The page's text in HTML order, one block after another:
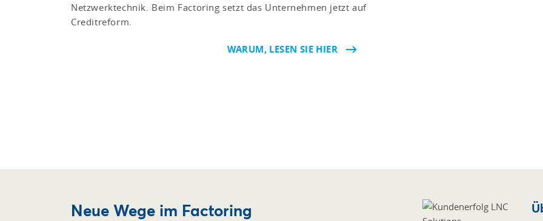
Netzwerktechnik. Beim Factoring setzt das Unternehmen jetzt auf
Creditreform.
WARUM, LESEN SIE HIER
Neue Wege im Factoring